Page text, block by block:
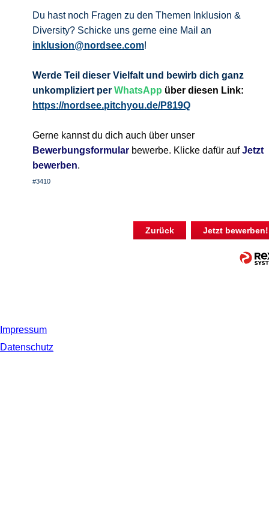
Du hast noch Fragen zu den Themen Inklusion &
Diversity? Schicke uns gerne eine Mail an
inklusion@nordsee.com!
Werde Teil dieser Vielfalt und bewirb dich ganz
unkompliziert per WhatsApp über diesen Link:
https://nordsee.pitchyou.de/P819Q
Gerne kannst du dich auch über unser
Bewerbungsformular bewerbe. Klicke dafür aufJetzt
bewerben.
#3410
Zurück Jetzt bewerben!
Impressum
Datenschutz